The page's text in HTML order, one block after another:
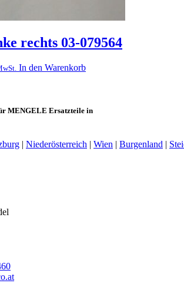
rechts 03-079564
In den Warenkorb
MENGELE Ersatzteile in
Niederösterreich Wien Burgenland